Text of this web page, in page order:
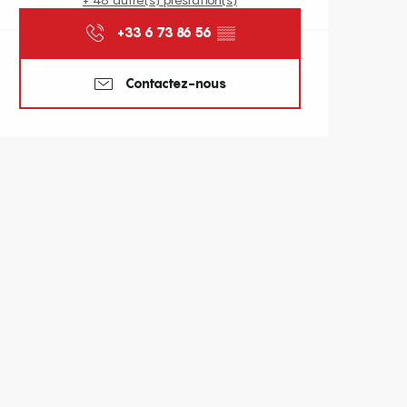
+33 6 73 86 56 ▒▒
Contactez-nous